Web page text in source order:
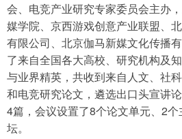
4399手机游戏网
会、电竞产业研究专家委员会主办
媒学院、京西游戏创意产业联盟、
有限公司、北京伽马新媒文化传播
了来自全国各大高校、研究机构及
与业界精英，共收到来自人文、社
和电竞研究论文，遴选出口头宣讲
4篇，会议设置了8个论文单元、2
坛。